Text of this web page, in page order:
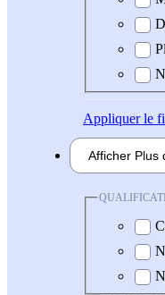
Appliquerle
Afficher Plus